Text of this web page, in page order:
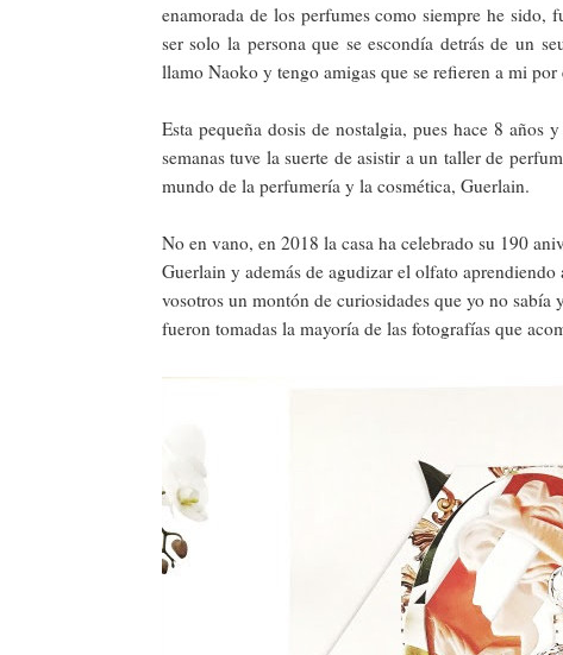
enamorada de los perfumes como siempre he
ser solo la persona que se escondía detrás de un
llamo Naoko y tengo amigas que se refieren a mi por
Esta pequeña dosis de nostalgia, pues hace 8 años
semanas tuve la suerte de asistir a un taller de
mundo de la perfumería y la cosmética, Guerlain.
No en vano, en 2018 la casa ha celebrado su 190
Guerlain y además de agudizar el olfato
vosotros un montón de curiosidades que yo no
fueron tomadas la mayoría de las fotografías que